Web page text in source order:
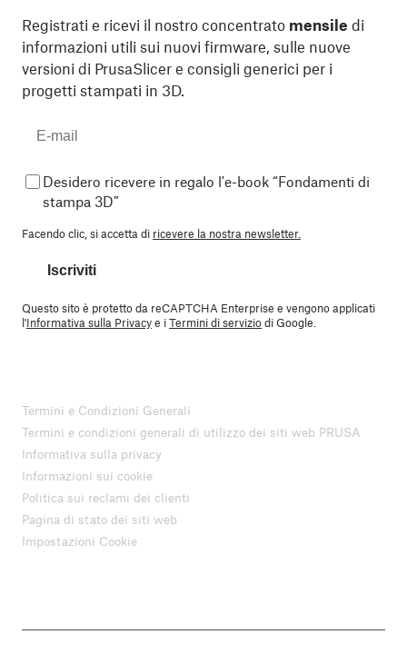
Registrati e ricevi il nostro concentrato mensile di
informazioni utili sui nuovi firmware, sulle nuove
versioni di PrusaSlicer e consigli generici per i
progetti stampati in 3D.
Desidero ricevere in regalo l'e-book “Fondamenti di
stampa 3D”
Facendo clic, si accetta di ricevere la nostra newsletter.
Iscriviti
Questo sito è protetto da reCAPTCHA Enterprise e vengono applicati
l'Informativa sulla Privacye iTermini di serviziodi Google.
Termini e Condizioni Generali
Termini e condizioni generali di utilizzo dei siti web PRUSA
Informativa sulla privacy
Informazioni sui cookie
Politica sui reclami dei clienti
Pagina di stato dei siti web
Impostazioni Cookie